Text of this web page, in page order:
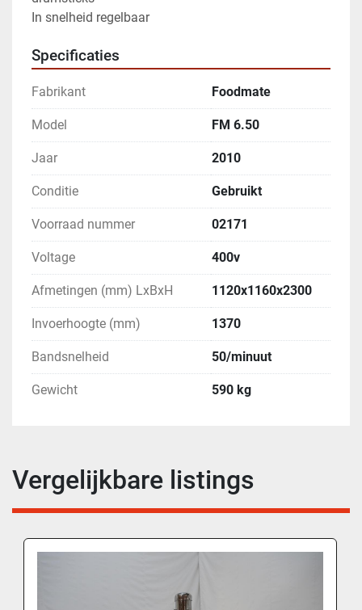
In snelheid regelbaar
Specificaties
Fabrikant Foodmate
Model FM 6.50
Jaar 2010
Conditie Gebruikt
Voorraad nummer 02171
Voltage 400v
Afmetingen (mm) LxBxH 1120x1160x2300
Invoerhoogte (mm) 1370
Bandsnelheid 50/minuut
Gewicht 590 kg
Vergelijkbare listings